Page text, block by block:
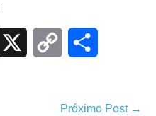
Próximo Post →